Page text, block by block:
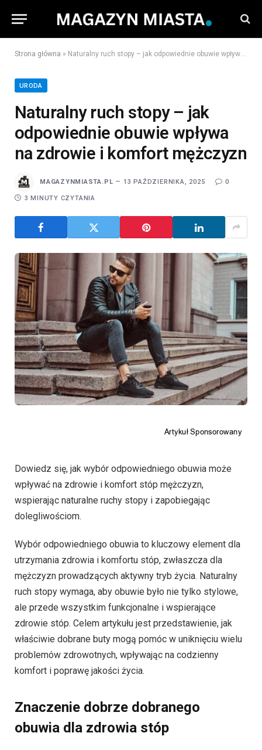
Strona główna » Naturalny ruch stopy – jak odpowiednie obuwie wpływa na zdrowie i komfort mężczyzn
URODA
Naturalny ruch stopy – jak
odpowiednie obuwie wpływa
na zdrowie i komfort mężczyzn
MAGAZYNMIASTA.PL 13 PAŹDZIERNIKA, 2025 0
3 MINUTY CZYTANIA
Dowiedz się, jak wybór odpowiedniego obuwia może
wpływać na zdrowie i komfort stóp mężczyzn,
wspierając naturalne ruchy stopy i zapobiegając
dolegliwościom.
Wybór odpowiedniego obuwia to kluczowy element dla
utrzymania zdrowia i komfortu stóp, zwłaszcza dla
mężczyzn prowadzących aktywny tryb życia. Naturalny
ruch stopy wymaga, aby obuwie było nie tylko stylowe,
ale przede wszystkim funkcjonalne i wspierające
zdrowie stóp. Celem artykułu jest przedstawienie, jak
właściwie dobrane buty mogą pomóc w uniknięciu wielu
problemów zdrowotnych, wpływając na codzienny
komfort i poprawę jakości życia.
Znaczenie dobrze dobranego
obuwia dla zdrowia stóp